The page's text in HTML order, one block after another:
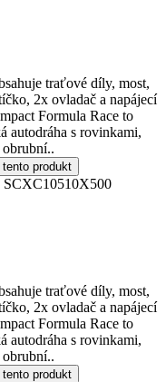
traťové díly, most,
2x ovladač a napájecí
Formula Race to
autodráha s rovinkami,
tento produkt
SCXC10510X500
traťové díly, most,
2x ovladač a napájecí
Formula Race to
autodráha s rovinkami,
tento produkt